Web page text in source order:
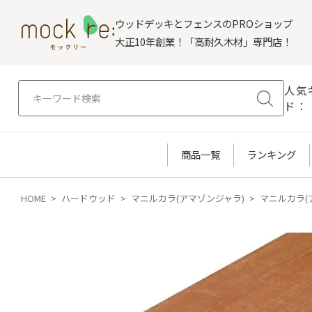
ウッドデッキとフェンスのPROショップ
大正10年創業！「高耐久木材」専門店！
人気
ド：
商品一覧 ランキング
HOME ハードウッド マニルカラ(アマゾンジャラ) マニルカラ